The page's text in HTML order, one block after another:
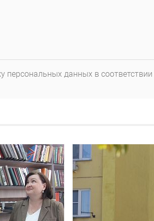
персональных данных в соответствии